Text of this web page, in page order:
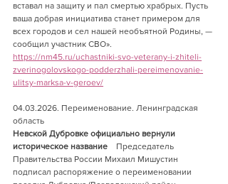
вставал на защиту и пал смертью храбрых. Пусть
ваша добрая инициатива станет примером для
всех городов и сел нашей необъятной Родины, —
сообщил участник СВО».
https://nm45.ru/uchastniki-svo-veterany-i-zhiteli-
zverinogolovskogo-podderzhali-pereimenovanie-
ulitsy-marksa-v-geroev/
04.03.2026. Переименование. Ленинградская
область
Невской Дубровке официально вернули
историческое название Председатель
Правительства России Михаил Мишустин
подписал распоряжение о переименовании